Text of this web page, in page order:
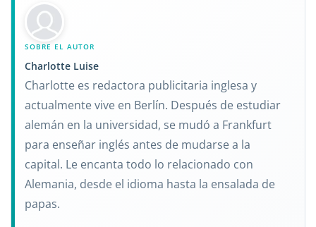
SOBRE EL AUTOR
Charlotte Luise
Charlotte es redactora publicitaria inglesa y
actualmente vive en Berlín. Después de estudiar
alemán en la universidad, se mudó a Frankfurt
para enseñar inglés antes de mudarse a la
capital. Le encanta todo lo relacionado con
Alemania, desde el idioma hasta la ensalada de
papas.